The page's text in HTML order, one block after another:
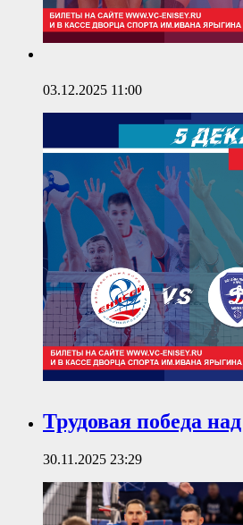
03.12.2025 11:00
Трудовая победа
30.11.2025 23:29